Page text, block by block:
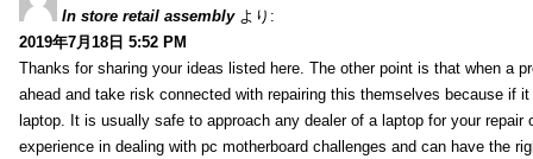
In store retail assembly より:
2019年7月18日 5:52 PM
Thanks for sharing your ideas listed here. The other point is that when a
ahead and take risk connected with repairing this themselves because if
laptop. It is usually safe to approach any dealer of a laptop for your
experience in dealing with pc motherboard challenges and can have the